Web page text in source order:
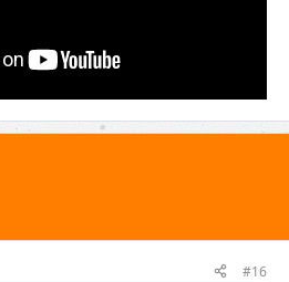
#16